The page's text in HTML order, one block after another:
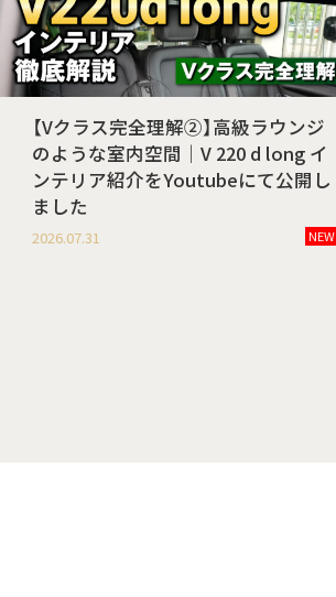
【Vクラス完全理解②】高級ラウンジ
のような室内空間｜V 220 d long イ
ンテリア紹介をYoutubeにて公開し
ました
2026.07.31 NEW